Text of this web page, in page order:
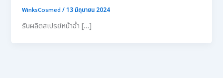
WinksCosmed/13 มิถุนายน 2024
รับผลิตสเปรย์หน้าฉ่ำ […]